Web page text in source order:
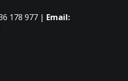
178 977 | Email: